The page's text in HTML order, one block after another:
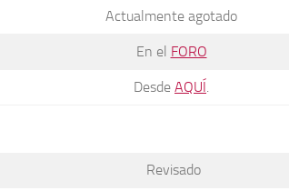
Actualmente agotado
En el FORO
Desde AQUÍ.
Revisado